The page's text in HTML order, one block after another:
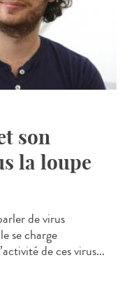
son
la loupe
de virus
se charge
de ces virus...